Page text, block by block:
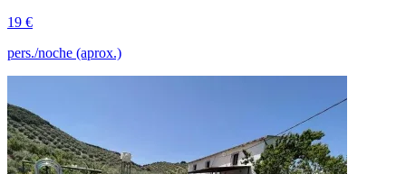
19 €
pers./noche (aprox.)